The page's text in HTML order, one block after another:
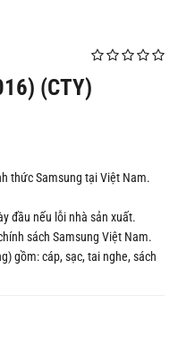
(CTY)
thức Samsung tại Việt Nam.
đầu nếu lỗi nhà sản xuất.
sách Samsung Việt Nam.
gồm: cáp, sạc, tai nghe, sách